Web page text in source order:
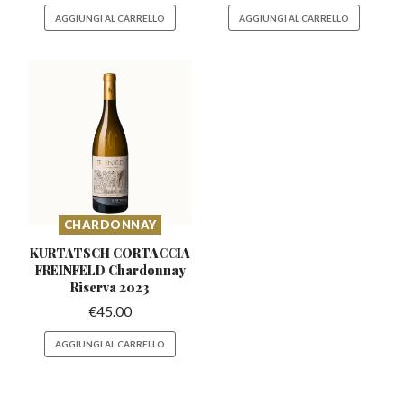
AGGIUNGI AL CARRELLO AGGIUNGI AL CARRELLO
CHARDONNAY
KURTATSCH CORTACCIA
FREINFELD Chardonnay
Riserva 2023
€45.00
AGGIUNGI AL CARRELLO